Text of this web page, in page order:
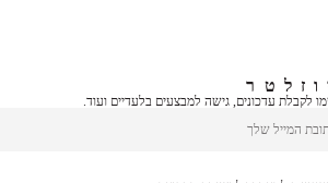
לקבלת עדכונים, גישה למבצעים בלעדיים ועוד.